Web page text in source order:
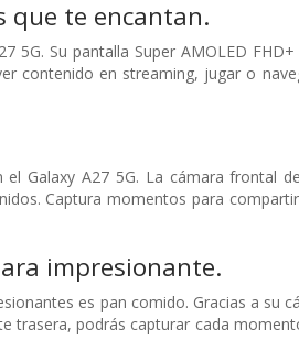
que te encantan.
5G. Su pantalla Super AMOLED
contenido en streaming, jugar o
Galaxy A27 5G. La cámara frontal
Captura momentos para
impresionante.
es pan comido. Gracias a su
trasera, podrás capturar cada